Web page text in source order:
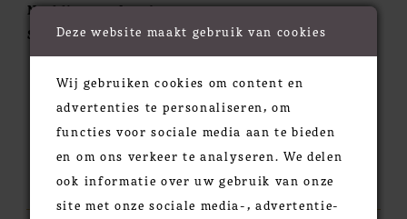
Neckline:
Jewel
Silhouette:
Mini
RELATED PRODUCTS
Deze website maakt gebruik van cookies
Wij gebruiken cookies om content en
advertenties te personaliseren, om
functies voor sociale media aan te bieden
en om ons verkeer te analyseren. We delen
ook informatie over uw gebruik van onze
site met onze sociale media-, advertentie-